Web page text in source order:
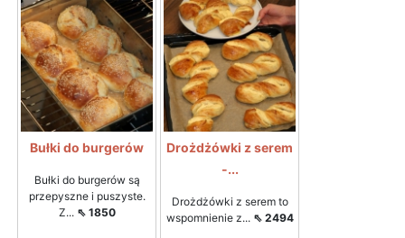
Bułki do burgerów
Bułki do burgerów są
przepyszne i puszyste.
Z... ⇖ 1850
Drożdżówki z serem
-...
Drożdżówki z serem to
wspomnienie z... ⇖ 2494